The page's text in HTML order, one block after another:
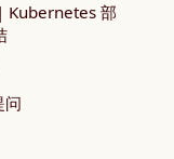
Kubernetes 部
问